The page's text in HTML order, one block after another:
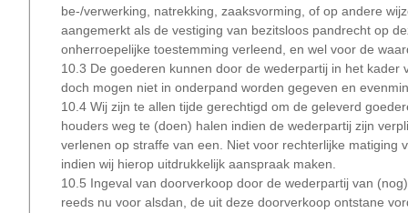
be-/verwerking, natrekking, zaaksvorming, of op andere
aangemerkt als de vestiging van bezitsloos pandrecht op
onherroepelijke toestemming verleend, en wel voor de
10.3 De goederen kunnen door de wederpartij in het
doch mogen niet in onderpand worden gegeven en
10.4 Wij zijn te allen tijde gerechtigd om de geleverd
houders weg te (doen) halen indien de wederpartij zijn
verlenen op straffe van een. Niet voor rechterlijke
indien wij hierop uitdrukkelijk aanspraak maken.
10.5 Ingeval van doorverkoop door de wederpartij van
reeds nu voor alsdan, de uit deze doorverkoop ontstane